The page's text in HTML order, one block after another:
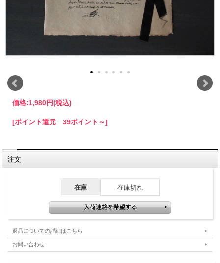
価格:1,980円(税込)
[ポイント還元 39ポイント～]
注文
在庫 在庫切れ
返品についての詳細はこちら
お問い合わせ